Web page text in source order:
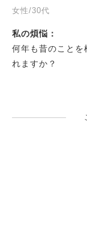
女性/30代
私の煩悩：
何年も昔のことを
れますか？